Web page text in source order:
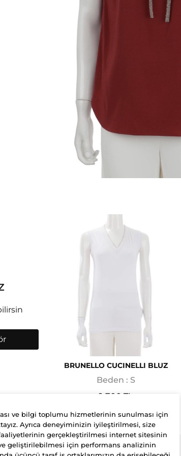
BRUNELLO CUCINELLI BLUZ
Beden : S
9.700 TL
ve bilgi toplumu hizmetlerinin sunulması için
Ayrıca deneyiminizin iyileştirilmesi, size
gerçekleştirilmesi internet sitesinin
geliştirilebilmesi için performans analizinin